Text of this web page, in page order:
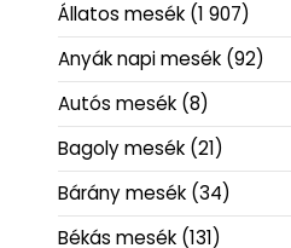
Állatos mesék (1 907)
Anyák napi mesék (92)
Autós mesék (8)
Bagoly mesék (21)
Bárány mesék (34)
Békás mesék (131)